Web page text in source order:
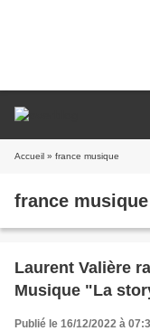
Accueil » france musique
france musique
Laurent Valière
Musique "La
Publié le 16/12/2022 à